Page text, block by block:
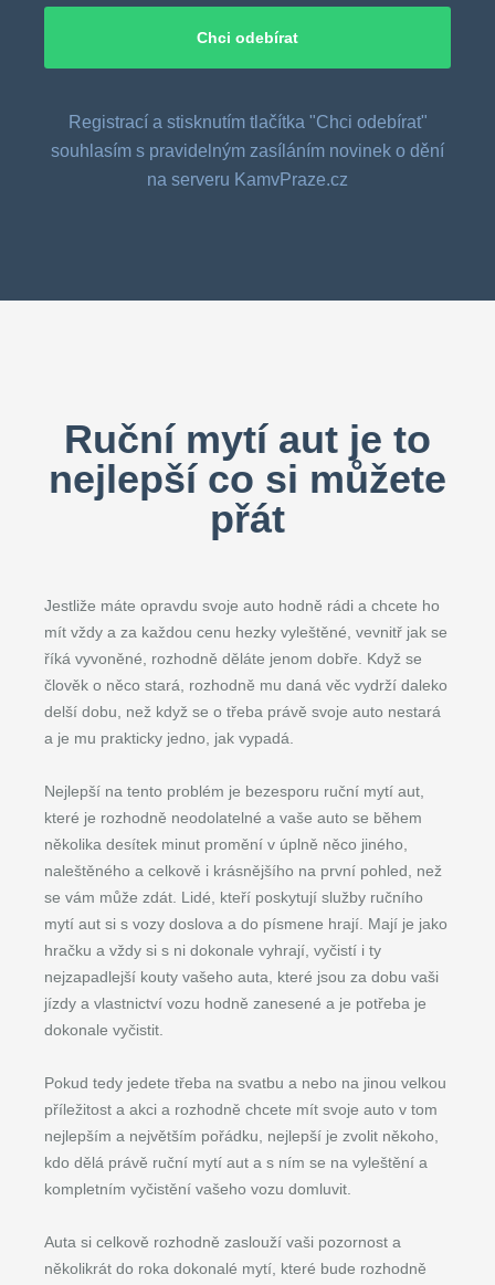
Registrací a stisknutím tlačítka "Chci odebírat"
souhlasím s pravidelným zasíláním novinek o dění
na serveru KamvPraze.cz
Ruční mytí aut je to
nejlepší co si můžete
přát
Jestliže máte opravdu svoje auto hodně rádi a chcete ho
mít vždy a za každou cenu hezky vyleštěné, vevnitř jak se
říká vyvoněné, rozhodně děláte jenom dobře. Když se
člověk o něco stará, rozhodně mu daná věc vydrží daleko
delší dobu, než když se o třeba právě svoje auto nestará
a je mu prakticky jedno, jak vypadá.
Nejlepší na tento problém je bezesporu ruční mytí aut,
které je rozhodně neodolatelné a vaše auto se během
několika desítek minut promění v úplně něco jiného,
naleštěného a celkově i krásnějšího na první pohled, než
se vám může zdát. Lidé, kteří poskytují služby ručního
mytí aut si s vozy doslova a do písmene hrají. Mají je jako
hračku a vždy si s ni dokonale vyhrají, vyčistí i ty
nejzapadlejší kouty vašeho auta, které jsou za dobu vaši
jízdy a vlastnictví vozu hodně zanesené a je potřeba je
dokonale vyčistit.
Pokud tedy jedete třeba na svatbu a nebo na jinou velkou
příležitost a akci a rozhodně chcete mít svoje auto v tom
nejlepším a největším pořádku, nejlepší je zvolit někoho,
kdo dělá právě ruční mytí aut a s ním se na vyleštění a
kompletním vyčistění vašeho vozu domluvit.
Auta si celkově rozhodně zaslouží vaši pozornost a
několikrát do roka dokonalé mytí, které bude rozhodně